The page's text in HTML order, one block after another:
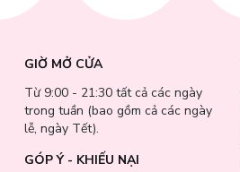
GIỜ MỞ CỬA
Từ 9:00 - 21:30 tất cả các ngày
trong tuần (bao gồm cả các ngày
lễ, ngày Tết).
GÓP Ý - KHIẾU NẠI